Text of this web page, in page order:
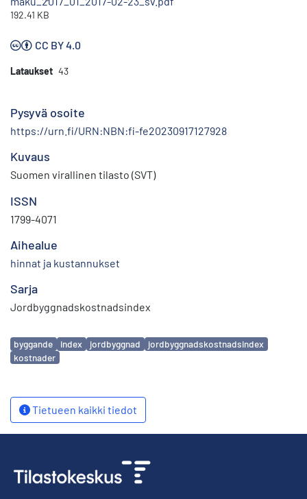
192.41 KB
CC BY 4.0
Lataukset 43
Pysyvä osoite
https://urn.fi/URN:NBN:fi-fe20230917127928
Kuvaus
Suomen virallinen tilasto (SVT)
ISSN
1799-4071
Aihealue
hinnat ja kustannukset
Sarja
Jordbyggnadskostnadsindex
Avainsanat
byggande index jordbyggnad
jordbyggnadskostnadsindex
kostnader
Tietueen kaikki tiedot